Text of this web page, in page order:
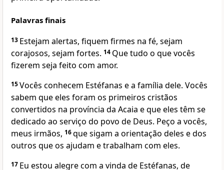
Palavras finais
13 Estejam alertas, fiquem firmes na fé, sejam
corajosos, sejam fortes. 14 Que tudo o que vocês
fizerem seja feito com amor.
15Vocês conhecem Estéfanas e a família dele. Vocês
sabem que eles foram os primeiros cristãos
convertidos na província da Acaia e que eles têm se
dedicado ao serviço do povo de Deus. Peço a vocês,
meus irmãos, 16que sigam a orientação deles e dos
outros que os ajudam e trabalham com eles.
17 Eu estou alegre com a vinda de Estéfanas, de